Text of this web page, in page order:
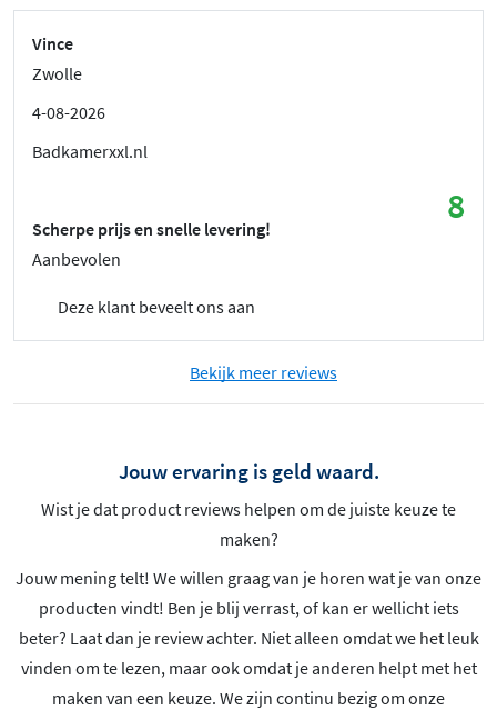
Vince
Zwolle
4-08-2026
Badkamerxxl.nl
8
Scherpe prijs en snelle levering!
Aanbevolen
Deze klant beveelt ons aan
Bekijk meer reviews
Jouw ervaring is geld waard.
Wist je dat product reviews helpen om de juiste keuze te
maken?
Jouw mening telt! We willen graag van je horen wat je van onze
producten vindt! Ben je blij verrast, of kan er wellicht iets
beter? Laat dan je review achter. Niet alleen omdat we het leuk
vinden om te lezen, maar ook omdat je anderen helpt met het
maken van een keuze. We zijn continu bezig om onze